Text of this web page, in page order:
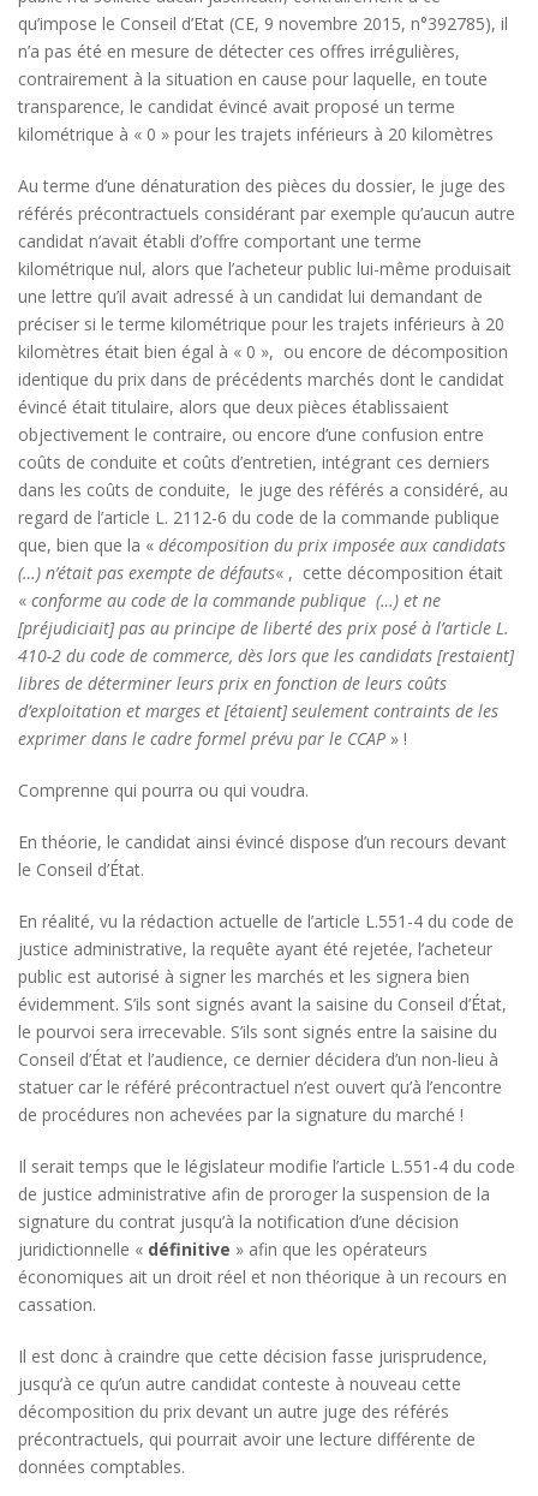
qu’impose le Conseil d’Etat (CE, 9 novembre 2015, n°392785), il
n’a pas été en mesure de détecter ces offres irrégulières,
contrairement à la situation en cause pour laquelle, en toute
transparence, le candidat évincé avait proposé un terme
kilométrique à « 0 » pour les trajets inférieurs à 20 kilomètres
Au terme d’une dénaturation des pièces du dossier, le juge des
référés précontractuels considérant par exemple qu’aucun autre
candidat n’avait établi d’offre comportant une terme
kilométrique nul, alors que l’acheteur public lui-même produisait
une lettre qu’il avait adressé à un candidat lui demandant de
préciser si le terme kilométrique pour les trajets inférieurs à 20
kilomètres était bien égal à « 0 », ou encore de décomposition
identique du prix dans de précédents marchés dont le candidat
évincé était titulaire, alors que deux pièces établissaient
objectivement le contraire, ou encore d’une confusion entre
coûts de conduite et coûts d’entretien, intégrant ces derniers
dans les coûts de conduite, le juge des référés a considéré, au
regard de l’article L. 2112-6 du code de la commande publique
que, bien que la « décomposition du prix imposée aux candidats
(…) n’était pas exempte de défauts« , cette décomposition était
« conforme au code de la commande publique (…) et ne
[préjudiciait] pas au principe de liberté des prix posé à l’article L.
410-2 du code de commerce, dès lors que les candidats [restaient]
libres de déterminer leurs prix en fonction de leurs coûts
d’exploitation et marges et [étaient] seulement contraints de les
exprimer dans le cadre formel prévu par le CCAP » !
Comprenne qui pourra ou qui voudra.
En théorie, le candidat ainsi évincé dispose d’un recours devant
le Conseil d’État.
En réalité, vu la rédaction actuelle de l’article L.551-4 du code de
justice administrative, la requête ayant été rejetée, l’acheteur
public est autorisé à signer les marchés et les signera bien
évidemment. S’ils sont signés avant la saisine du Conseil d’État,
le pourvoi sera irrecevable. S’ils sont signés entre la saisine du
Conseil d’État et l’audience, ce dernier décidera d’un non-lieu à
statuer car le référé précontractuel n’est ouvert qu’à l’encontre
de procédures non achevées par la signature du marché !
Il serait temps que le législateur modifie l’article L.551-4 du code
de justice administrative afin de proroger la suspension de la
signature du contrat jusqu’à la notification d’une décision
juridictionnelle « définitive » afin que les opérateurs
économiques ait un droit réel et non théorique à un recours en
cassation.
Il est donc à craindre que cette décision fasse jurisprudence,
jusqu’à ce qu’un autre candidat conteste à nouveau cette
décomposition du prix devant un autre juge des référés
précontractuels, qui pourrait avoir une lecture différente de
données comptables.